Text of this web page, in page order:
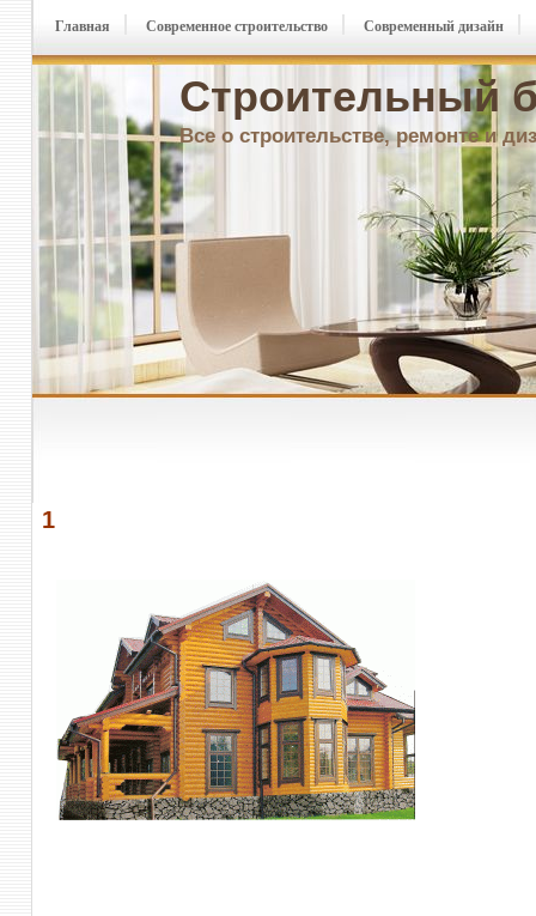
Строительный
Все о строительстве, ремонте и
Главная Современное строительство Современный дизайн
1